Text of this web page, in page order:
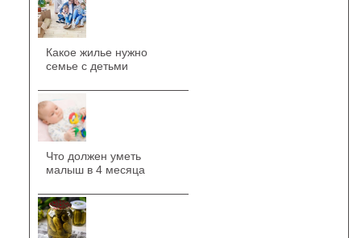
Какое жилье нужно
семье с детьми
Что должен уметь
малыш в 4 месяца